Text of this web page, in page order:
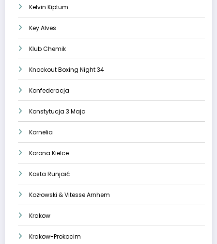
Kelvin Kiptum
Key Alves
Klub Chemik
Knockout Boxing Night 34
Konfederacja
Konstytucja 3 Maja
Kornelia
Korona Kielce
Kosta Runjaić
Kozłowski & Vitesse Arnhem
Krakow
Krakow-Prokocim